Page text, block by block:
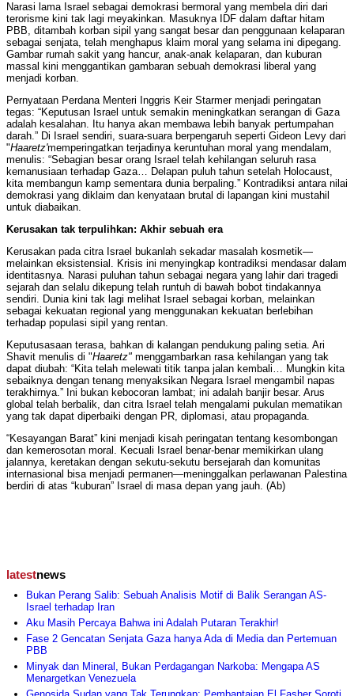
Narasi lama Israel sebagai demokrasi bermoral yang membela diri dari
terorisme kini tak lagi meyakinkan. Masuknya IDF dalam daftar hitam
PBB, ditambah korban sipil yang sangat besar dan penggunaan kelaparan
sebagai senjata, telah menghapus klaim moral yang selama ini dipegang.
Gambar rumah sakit yang hancur, anak-anak kelaparan, dan kuburan
massal kini menggantikan gambaran sebuah demokrasi liberal yang
menjadi korban.
Pernyataan Perdana Menteri Inggris Keir Starmer menjadi peringatan
tegas: “Keputusan Israel untuk semakin meningkatkan serangan di Gaza
adalah kesalahan. Itu hanya akan membawa lebih banyak pertumpahan
darah.” Di Israel sendiri, suara-suara berpengaruh seperti Gideon Levy dari
"Haaretz'memperingatkan terjadinya keruntuhan moral yang mendalam,
menulis: “Sebagian besar orang Israel telah kehilangan seluruh rasa
kemanusiaan terhadap Gaza… Delapan puluh tahun setelah Holocaust,
kita membangun kamp sementara dunia berpaling.” Kontradiksi antara nilai
demokrasi yang diklaim dan kenyataan brutal di lapangan kini mustahil
untuk diabaikan.
Kerusakan tak terpulihkan: Akhir sebuah era
Kerusakan pada citra Israel bukanlah sekadar masalah kosmetik—
melainkan eksistensial. Krisis ini menyingkap kontradiksi mendasar dalam
identitasnya. Narasi puluhan tahun sebagai negara yang lahir dari tragedi
sejarah dan selalu dikepung telah runtuh di bawah bobot tindakannya
sendiri. Dunia kini tak lagi melihat Israel sebagai korban, melainkan
sebagai kekuatan regional yang menggunakan kekuatan berlebihan
terhadap populasi sipil yang rentan.
Keputusasaan terasa, bahkan di kalangan pendukung paling setia. Ari
Shavit menulis di "Haaretz" menggambarkan rasa kehilangan yang tak
dapat diubah: “Kita telah melewati titik tanpa jalan kembali… Mungkin kita
sebaiknya dengan tenang menyaksikan Negara Israel mengambil napas
terakhirnya.” Ini bukan kebocoran lambat; ini adalah banjir besar. Arus
global telah berbalik, dan citra Israel telah mengalami pukulan mematikan
yang tak dapat diperbaiki dengan PR, diplomasi, atau propaganda.
“Kesayangan Barat” kini menjadi kisah peringatan tentang kesombongan
dan kemerosotan moral. Kecuali Israel benar-benar memikirkan ulang
jalannya, keretakan dengan sekutu-sekutu bersejarah dan komunitas
internasional bisa menjadi permanen—meninggalkan perlawanan Palestina
berdiri di atas “kuburan” Israel di masa depan yang jauh. (Ab)
latestnews
Bukan Perang Salib: Sebuah Analisis Motif di Balik Serangan AS-
Israel terhadap Iran
Aku Masih Percaya Bahwa ini Adalah Putaran Terakhir!
Fase 2 Gencatan Senjata Gaza hanya Ada di Media dan Pertemuan
PBB
Minyak dan Mineral, Bukan Perdagangan Narkoba: Mengapa AS
Menargetkan Venezuela